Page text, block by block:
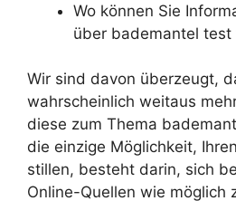
Wo können Sie
über bademantel test
Wir sind davon überzeugt,
wahrscheinlich weitaus
diese zum Thema
die einzige Möglichkeit,
stillen, besteht darin, sich
Online-Quellen wie möglich